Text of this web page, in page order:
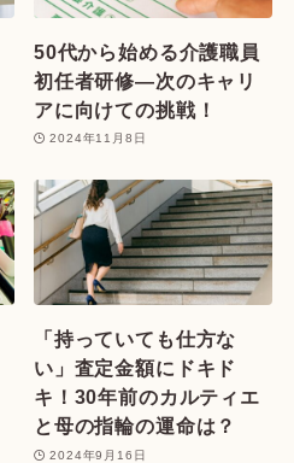
50代から始める介護職員
初任者研修—次のキャリ
アに向けての挑戦！
2024年11月8日
「持っていても仕方な
い」査定金額にドキド
キ！30年前のカルティエ
と母の指輪の運命は？
2024年9月16日